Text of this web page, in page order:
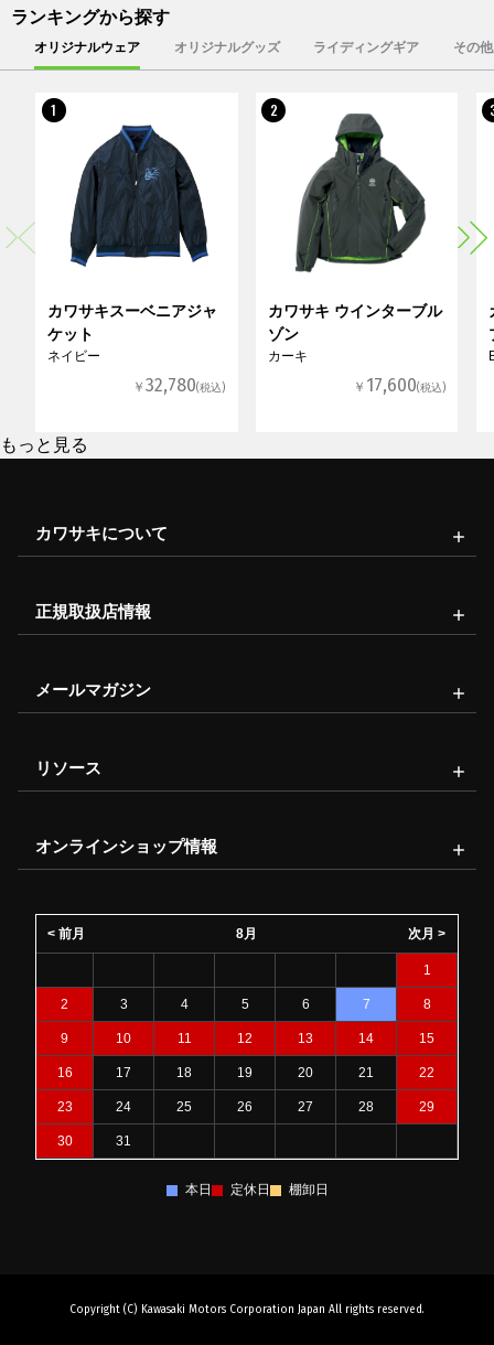
ランキングから探す
オリジナルウェア オリジナルグッズ ライディングギア その
1
カワサキスーベニアジャ
ケット
ネイビー
￥32,780(税込)
2
カワサキ ウインターブル
ゾン
カーキ
￥ 17,600(税込)
もっと見る
カワサキについて
正規取扱店情報
メールマガジン
リソース
オンラインショップ情報
8月
< 前月 次月 >
1
2 3 4 5 6 7 8
9 10 11 12 13 14 15
16 17 18 19 20 21 22
23 24 25 26 27 28 29
30 31
本日 定休日 棚卸日
Copyright (C) Kawasaki Motors Corporation Japan All rights reserved.